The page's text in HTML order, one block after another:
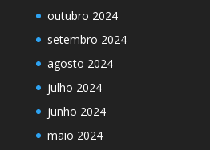
outubro 2024
setembro 2024
agosto 2024
julho 2024
junho 2024
maio 2024